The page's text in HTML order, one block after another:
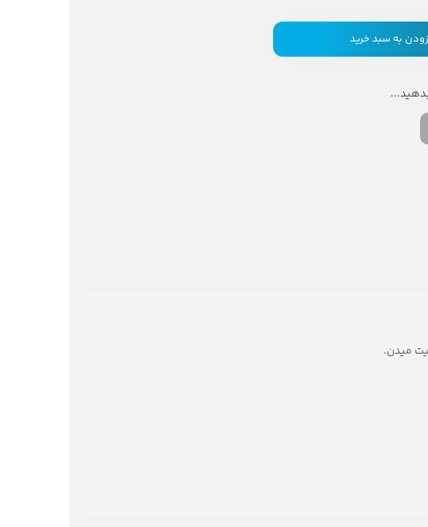
به سبد خرید
میدن.